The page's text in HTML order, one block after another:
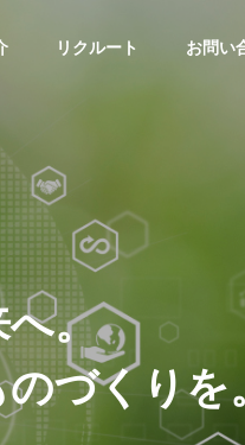
リクルート お問い
へ。
づくりを